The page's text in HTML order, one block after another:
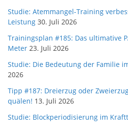
Studie: Atemmangel-Training
Leistung 30. Juli 2026
Trainingsplan #185: Das ultimative
Meter 23. Juli 2026
Studie: Die Bedeutung der Familie
2026
Tipp #187: Dreierzug oder
quälen! 13. Juli 2026
Studie: Blockperiodisierung im